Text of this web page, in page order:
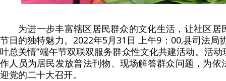
为进一步丰富辖区居民群众的文化生活，让社区居
节日的独特魅力。2022年5月31日 上午9：00,县司法局
叶总关情”端午节双联双服务群众性文化共建活动。活
作人员为居民发放普法刊物、现场解答群众问题，为依
迎党的二十大召开。